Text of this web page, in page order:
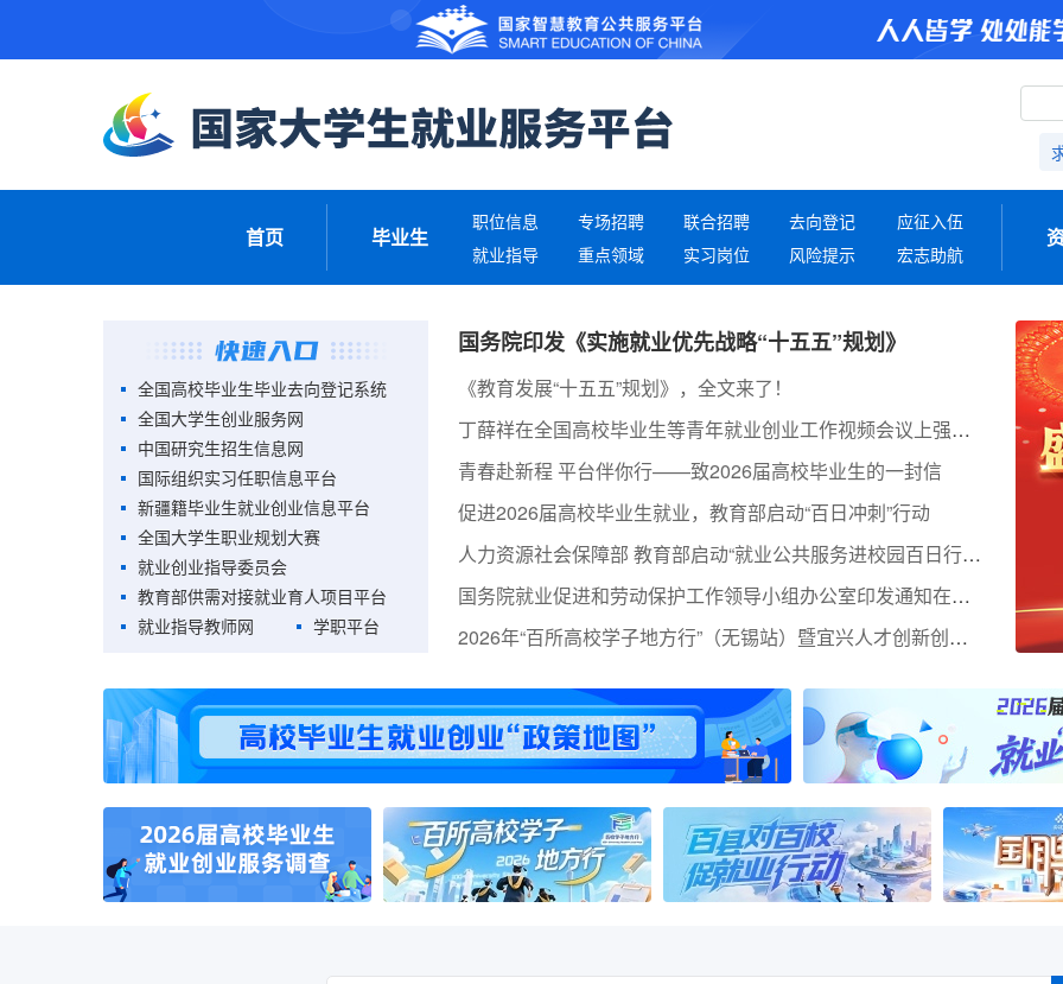
首页 毕业生
职位信息
就业指导
专场招聘
重点领域
联合招聘
实习岗位
去向登记
应征入伍
风险提示
宏志助航
全国高校毕业生毕业去向登记系统
全国大学生创业服务网
中国研究生招生信息网
国际组织实习任职信息平台
新疆籍毕业生就业创业信息平台
全国大学生职业规划大赛
就业创业指导委员会
教育部供需对接就业育人项目平台
就业指导教师网
学职平台
国务院印发《实施就业优先战略“十五五”规划》
《教育发展“十五五”规划》，全文来了！
丁薛祥在全国高校毕业生等青年就业创业工作视频会议上强调 促进高校毕业生高质量充分就业 更好服务大局、服务民生、服务发展
青春赴新程 平台伴你行——致2026届高校毕业生的一封信
促进2026届高校毕业生就业，教育部启动“百日冲刺”行动
人力资源社会保障部 教育部启动“就业公共服务进校园百日行动”
国务院就业促进和劳动保护工作领导小组办公室印发通知在全国范围内开展2026年清理整顿人力资源市场秩序专项行动
2026年“百所高校学子地方行”（无锡站）暨宜兴人才创新创业季邀请函